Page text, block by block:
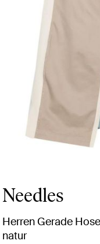
Needles
Herren Gerade
natur